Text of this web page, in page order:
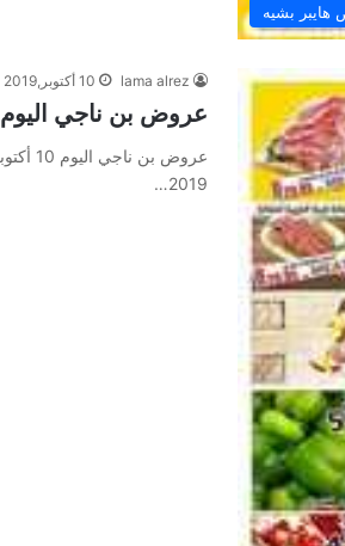
بشيه
lama alrez 10 أكتوبر,2019
عروض بن ناجي اليوم 10 أكتوبر 2019 الموافق 11 صفر 1441 market days
2019…